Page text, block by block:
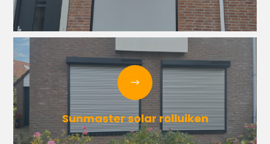
Sunmaster solar rolluiken